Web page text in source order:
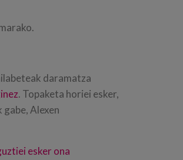
daramatza
. Topaketa horiei esker,
Alexen
esker ona